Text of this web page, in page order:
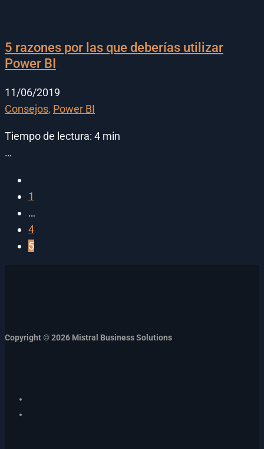
5 razones por las que deberías utilizar
Power BI
11/06/2019
Consejos, Power BI
Tiempo de lectura: 4 min
…
1
…
4
5
Copyright © 2026 Mistral Business Solutions